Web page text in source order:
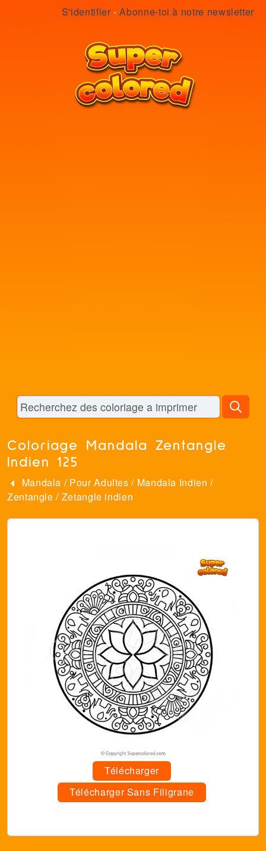
S'identifier -Abonne-toi à notre newsletter
Coloriage Mandala Zentangle
Indien 125
Mandala / Pour Adultes / Mandala Indien /
Zentangle / Zetangle indien
Télécharger
Télécharger Sans Filigrane